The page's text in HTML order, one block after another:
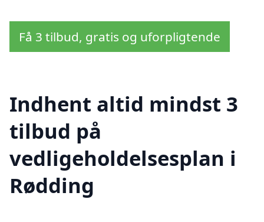
Få 3 tilbud, gratis og uforpligtende
Indhent altid mindst 3
tilbud på
vedligeholdelsesplan i
Rødding